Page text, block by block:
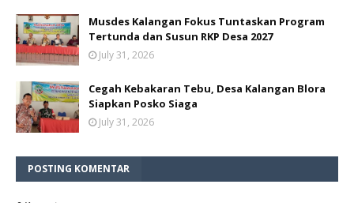
Musdes Kalangan Fokus Tuntaskan Program
Tertunda dan Susun RKP Desa 2027
July 31, 2026
Cegah Kebakaran Tebu, Desa Kalangan Blora
Siapkan Posko Siaga
July 31, 2026
POSTING KOMENTAR